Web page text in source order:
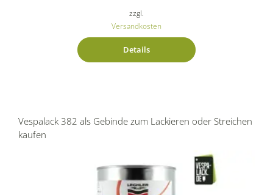
zzgl.
Versandkosten
Details
Vespalack 382 als Gebinde zum Lackieren oder Streichen
kaufen